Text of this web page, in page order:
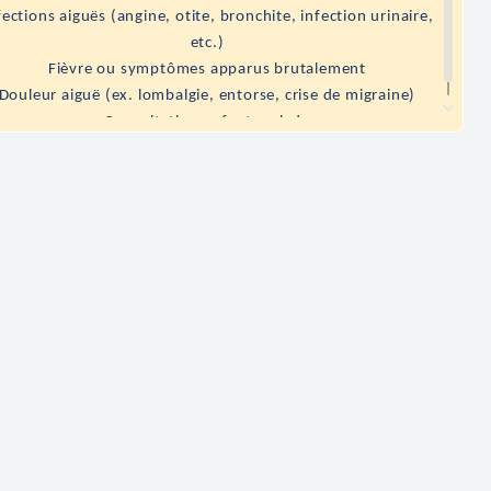
aiguës (angine, otite, bronchite, infection urinaire,
etc.)
Fièvre ou symptômes apparus brutalement
aiguë (ex. lombalgie, entorse, crise de migraine)
Consultation enfant malade